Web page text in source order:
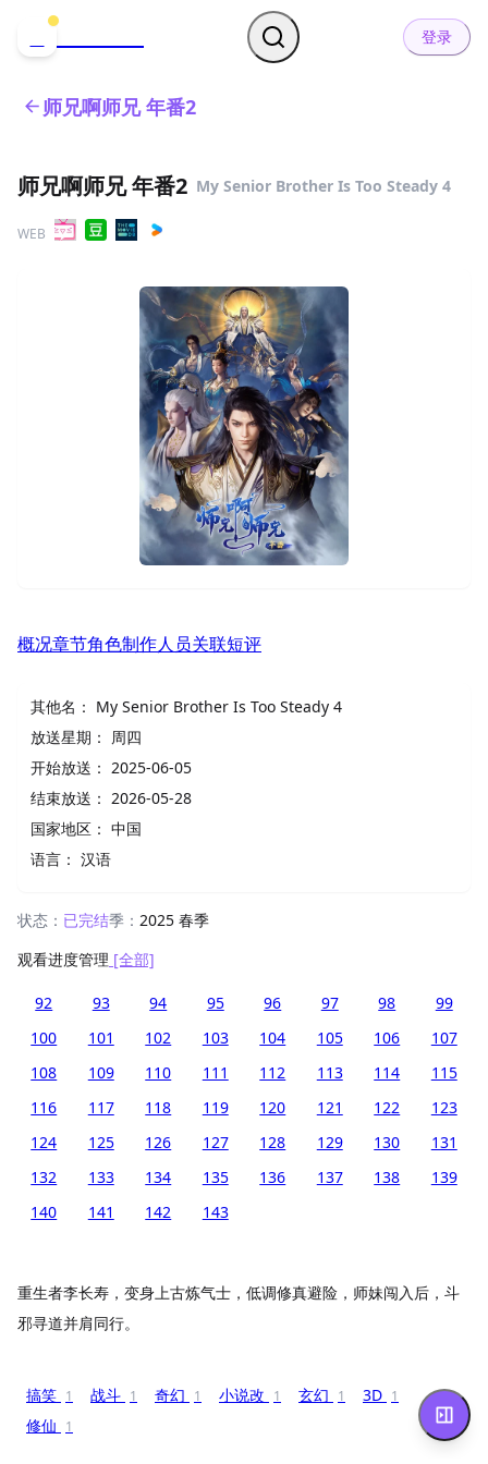
登录
师兄啊师兄 年番2
师兄啊师兄 年番2 My Senior Brother Is Too Steady 4
WEB
概况章节角色制作人员关联短评
其他名： My Senior Brother Is Too Steady 4
放送星期：
周四
开始放送： 2025-06-05
结束放送： 2026-05-28
国家地区： 中国
语言： 汉语
状态： 已完结季： 2025 春季
观看进度管理 [全部]
92 93 94 95 96 97 98
99
100
101 102 103 104 105 106
107
108
109 110 111 112 113 114
115
116
117 118 119 120 121 122
123
124
125 126 127 128 129 130
131
132
133 134 135 136 137 138
139
140
141 142 143
重生者李长寿，变身上古炼气士，低调修真避险，师妹闯入后，斗
邪寻道并肩同行。
搞笑 1 战斗 1 奇幻 1 小说改 1 玄幻 1 3D 1
修仙 1